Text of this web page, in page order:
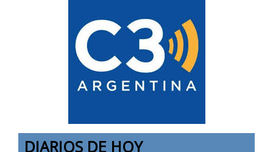
DIARIOS DE HOY